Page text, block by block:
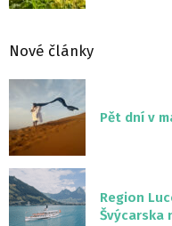
Nové články
Pět dní v
Region
Švýcarska